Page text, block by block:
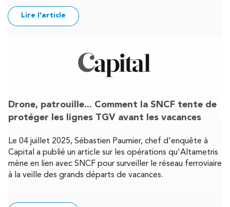
Lire l'article
Drone, patrouille... Comment la SNCF tente de
protéger les lignes TGV avant les vacances
Le 04 juillet 2025, Sébastien Paumier, chef d'enquête à
Capital a publié un article sur les opérations qu'Altametris
mène en lien avec SNCF pour surveiller le réseau ferroviaire
à la veille des grands départs de vacances.